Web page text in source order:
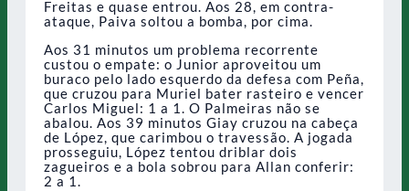
Freitas e quase entrou. Aos 28, em contra-
ataque, Paiva soltou a bomba, por cima.
Aos 31 minutos um problema recorrente
custou o empate: o Junior aproveitou um
buraco pelo lado esquerdo da defesa com Peña,
que cruzou para Muriel bater rasteiro e vencer
Carlos Miguel: 1 a 1. O Palmeiras não se
abalou. Aos 39 minutos Giay cruzou na cabeça
de López, que carimbou o travessão. A jogada
prosseguiu, López tentou driblar dois
zagueiros e a bola sobrou para Allan conferir:
2 a 1.